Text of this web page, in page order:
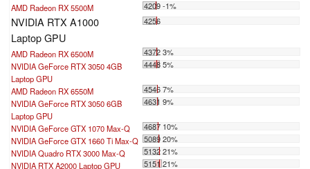
AMD Radeon RX 5500M
4209 -1%
NVIDIA RTX A1000
Laptop GPU
4256
AMD Radeon RX 6500M
4372 3%
NVIDIA GeForce RTX 3050 4GB
Laptop GPU
4448 5%
AMD Radeon RX 6550M
4546 7%
NVIDIA GeForce RTX 3050 6GB
Laptop GPU
4631 9%
NVIDIA GeForce GTX 1070 Max-Q
4687 10%
NVIDIA GeForce GTX 1660 Ti Max-Q 5089 20%
NVIDIA Quadro RTX 3000 Max-Q
5132 21%
NVIDIA RTX A2000 Laptop GPU
5151 21%